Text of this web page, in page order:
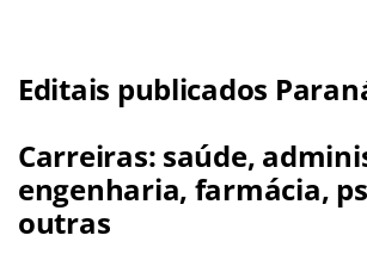
Editais publicados
Carreiras: saúde,
engenharia, farmácia,
outras